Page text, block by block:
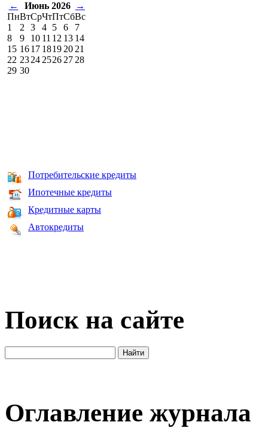
← Июнь 2026
→
ПнВтСрЧтПтСбВс
1
2 3 4 5 6
7
8
9 10 11 12 13 14
15 1617 1819 20 21
22 2324 2526 27 28
29 30
Потребительские кредиты
Ипотечные кредиты
Кредитные карты
Автокредиты
Поиск на сайте
Оглавление журнала